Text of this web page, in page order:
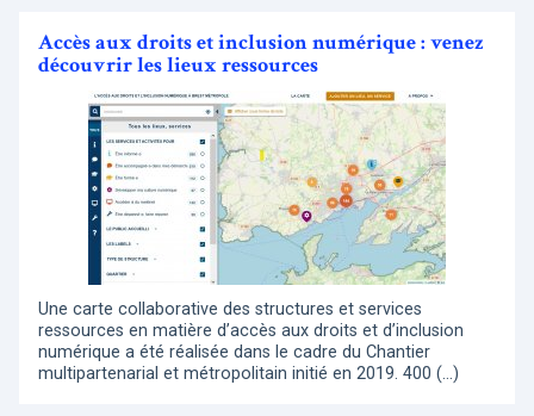
Accès aux droits et inclusion numérique : venez
découvrir les lieux ressources
Une carte collaborative des structures et services
ressources en matière d’accès aux droits et d’inclusion
numérique a été réalisée dans le cadre du Chantier
multipartenarial et métropolitain initié en 2019. 400 (…)